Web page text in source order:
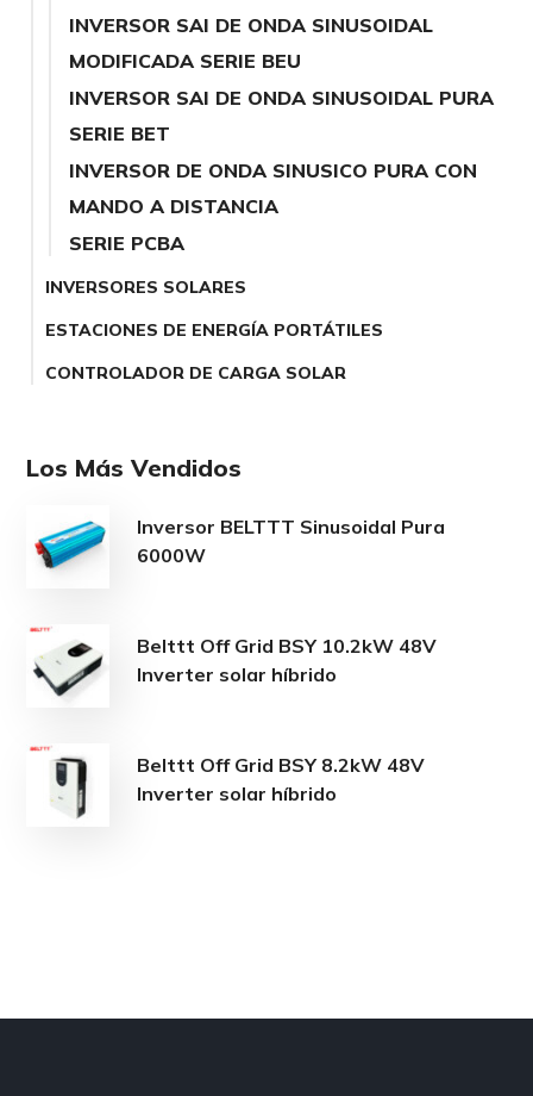
INVERSOR SAI DE ONDA SINUSOIDAL
MODIFICADA SERIE BEU
INVERSOR SAI DE ONDA SINUSOIDAL PURA
SERIE BET
INVERSOR DE ONDA SINUSICO PURA CON
MANDO A DISTANCIA
SERIE PCBA
INVERSORES SOLARES
ESTACIONES DE ENERGÍA PORTÁTILES
CONTROLADOR DE CARGA SOLAR
Los Más Vendidos
Inversor BELTTT Sinusoidal Pura
6000W
Belttt Off Grid BSY 10.2kW 48V
Inverter solar híbrido
Belttt Off Grid BSY 8.2kW 48V
Inverter solar híbrido